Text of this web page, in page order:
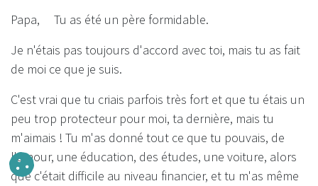
Papa, Tu as été un père formidable.
Je n'étais pas toujours d'accord avec toi, mais tu as fait
de moi ce que je suis.
C'est vrai que tu criais parfois très fort et que tu étais un
peu trop protecteur pour moi, ta dernière, mais tu
m'aimais ! Tu m'as donné tout ce que tu pouvais, de
l'amour, une éducation, des études, une voiture, alors
que c'était difficile au niveau financier, et tu m'as même